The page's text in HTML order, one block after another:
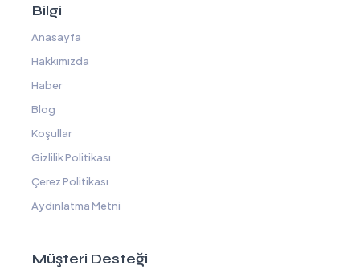
Bilgi
Anasayfa
Hakkımızda
Haber
Blog
Koşullar
Gizlilik Politikası
Çerez Politikası
Aydınlatma Metni
Müşteri Desteği